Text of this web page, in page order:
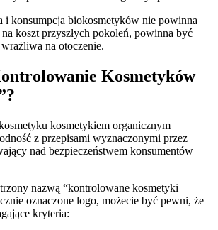
i konsumpcja biokosmetyków nie powinna
koszt przyszłych pokoleń, powinna być
na otoczenie.
Kosmetyków
kosmetykiem organicznym
z przepisami wyznaczonymi przez
nad bezpieczeństwem konsumentów
nazwą “kontrolowane kosmetyki
oznaczone logo, możecie być pewni, że
kryteria: